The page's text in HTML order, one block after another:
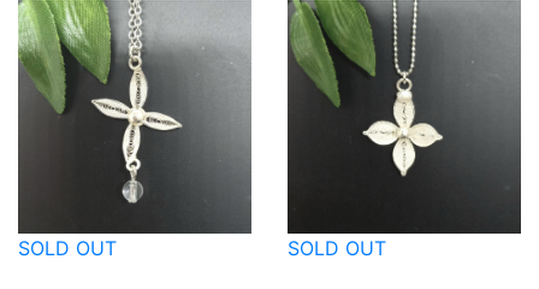
SOLD OUT SOLD OUT